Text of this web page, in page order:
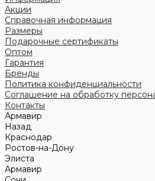
Акции
Справочная информация
Размеры
Подарочные сертификаты
Оптом
Гарантия
Бренды
Политика конфиденциальности
Соглашение на обработку
Контакты
Армавир
Назад
Краснодар
Ростов-на-Дону
Элиста
Армавир